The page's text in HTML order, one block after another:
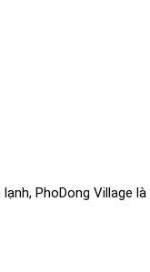
PhoDong Village